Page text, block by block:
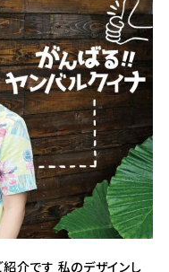
介です 私のデザインし